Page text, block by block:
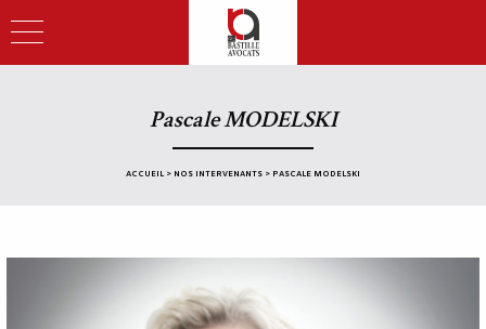
Pascale MODELSKI
ACCUEIL > NOS INTERVENANTS > PASCALE MODELSKI